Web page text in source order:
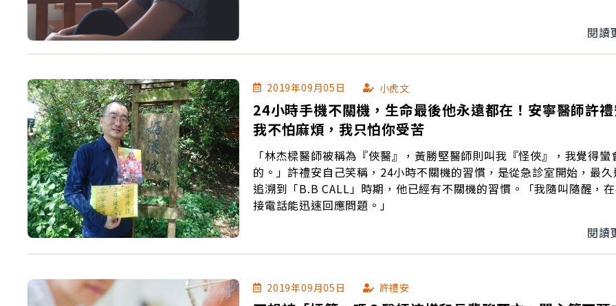
閱讀
2019年09月05日 小虎文
24小時手機不關機，生命最後他永遠都在！安寧醫師許禮
我不怕麻煩，我只怕你受苦
「林杰樑醫師被稱為『俠醫』，黃勝堅醫師則叫我『怪俠』，我覺得蠻
的。」許禮安自己笑稱，24小時不關機的習慣，是從急診室開始，最久
追溯到「B.B CALL」時期，他已經有不關機的習慣。「我隨叫隨醒，
接電話能迅速回應問題。」
閱讀
2019年09月05日 許禮安